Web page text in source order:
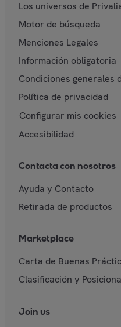
Los universos de
Motor de búsqueda
Menciones Legales
Información obligatoria
Condiciones generales
Política de privacidad
Configurar mis cookies
Accesibilidad
Contacta con nosotros
Ayuda y Contacto
Retirada de productos
Marketplace
Carta de Buenas
Clasificación y
Join us